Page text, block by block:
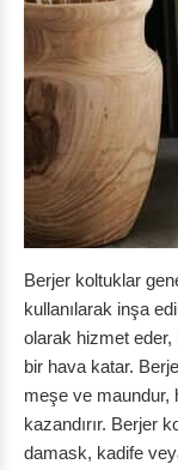
Berjer koltuklar
kullanılarak inşa
olarak hizmet
bir hava katar.
meşe ve maundur,
kazandırır. Berjer
damask, kadife